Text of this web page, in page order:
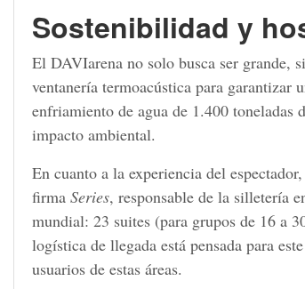
Sostenibilidad y
El DAVIarena no solo busca ser
ventanería termoacústica para
enfriamiento de agua de 1.400
impacto ambiental.
En cuanto a la experiencia del
firma Series, responsable de la silletería
mundial: 23 suites (para grupos de 16 a
logística de llegada está pensada para
usuarios de estas áreas.